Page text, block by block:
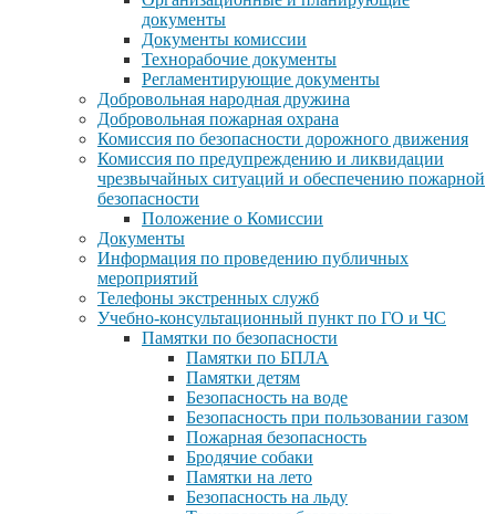
документы
Документы комиссии
Технорабочие документы
Регламентирующие документы
Добровольная народная дружина
Добровольная пожарная охрана
Комиссия по безопасности дорожного движения
Комиссия по предупреждению и ликвидации
чрезвычайных ситуаций и обеспечению пожарной
безопасности
Положение о Комиссии
Документы
Информация по проведению публичных
мероприятий
Телефоны экстренных служб
Учебно-консультационный пункт по ГО и ЧС
Памятки по безопасности
Памятки по БПЛА
Памятки детям
Безопасность на воде
Безопасность при пользовании газом
Пожарная безопасность
Бродячие собаки
Памятки на лето
Безопасность на льду